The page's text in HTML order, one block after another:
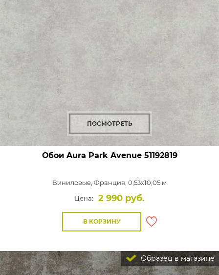
ПОСМОТРЕТЬ
Обои Aura Park Avenue51192819
Виниловые, Франция, 0,53x10,05 м
Цена:
2 990 руб.
В КОРЗИНУ
Образец в магазине